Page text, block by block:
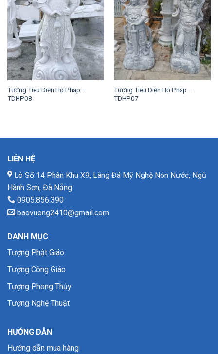
Tượng Tiêu Diện Hộ Pháp –
TDHP08
Tượng Tiêu Diện Hộ Pháp –
TDHP07
LIÊN HỆ
Lô Số 14 Phân Khu X9, Làng Đá Mỹ Nghệ Non Nước, Ngũ
Hành Sơn, Đà Nẵng
0905.856.390
baovuong2410@gmail.com
DANH MỤC
Tượng Phật Giáo
Tượng Công Giáo
Tượng Phong Thủy
Tượng Nghệ Thuật
HƯỚNG DẪN
Hướng dẫn mua hàng